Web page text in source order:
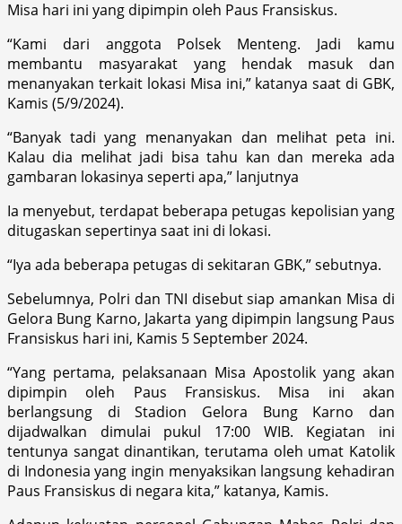
Misa hari ini yang dipimpin oleh Paus Fransiskus.
“Kami dari anggota Polsek Menteng. Jadi kamu
membantu masyarakat yang hendak masuk dan
menanyakan terkait lokasi Misa ini,” katanya saat di GBK,
Kamis (5/9/2024).
“Banyak tadi yang menanyakan dan melihat peta ini.
Kalau dia melihat jadi bisa tahu kan dan mereka ada
gambaran lokasinya seperti apa,” lanjutnya
Ia menyebut, terdapat beberapa petugas kepolisian yang
ditugaskan sepertinya saat ini di lokasi.
“Iya ada beberapa petugas di sekitaran GBK,” sebutnya.
Sebelumnya, Polri dan TNI disebut siap amankan Misa di
Gelora Bung Karno, Jakarta yang dipimpin langsung Paus
Fransiskus hari ini, Kamis 5 September 2024.
“Yang pertama, pelaksanaan Misa Apostolik yang akan
dipimpin oleh Paus Fransiskus. Misa ini akan
berlangsung di Stadion Gelora Bung Karno dan
dijadwalkan dimulai pukul 17:00 WIB. Kegiatan ini
tentunya sangat dinantikan, terutama oleh umat Katolik
di Indonesia yang ingin menyaksikan langsung kehadiran
Paus Fransiskus di negara kita,” katanya, Kamis.